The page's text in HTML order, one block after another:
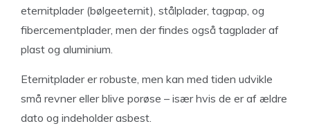
eternitplader (bølgeeternit), stålplader, tagpap, og
fibercementplader, men der findes også tagplader af
plast og aluminium.
Eternitplader er robuste, men kan med tiden udvikle
små revner eller blive porøse – især hvis de er af ældre
dato og indeholder asbest.